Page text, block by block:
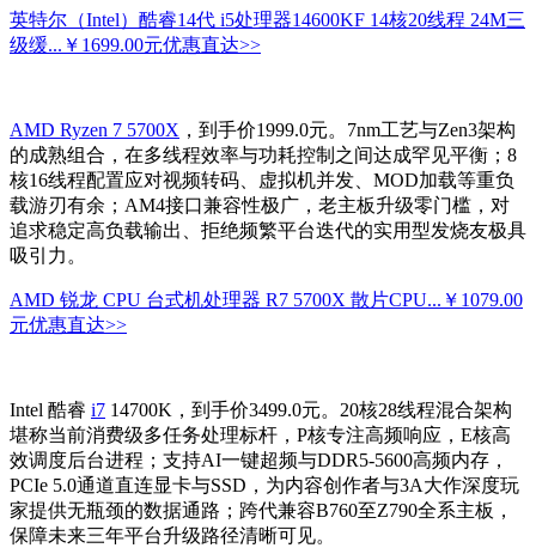
英特尔（Intel）酷睿14代 i5处理器14600KF 14核20线程 24M三
级缓... ￥1699.00元优惠直达>>
AMD Ryzen 7 5700X ，到手价1999.0元。7nm工艺与Zen3架构
的成熟组合，在多线程效率与功耗控制之间达成罕见平衡；8
核16线程配置应对视频转码、虚拟机并发、MOD加载等重负
载游刃有余；AM4接口兼容性极广，老主板升级零门槛，对
追求稳定高负载输出、拒绝频繁平台迭代的实用型发烧友极具
吸引力。
AMD 锐龙 CPU 台式机处理器 R7 5700X 散片CPU... ￥1079.00
元优惠直达>>
Intel 酷睿 i7 14700K，到手价3499.0元。20核28线程混合架构
堪称当前消费级多任务处理标杆，P核专注高频响应，E核高
效调度后台进程；支持AI一键超频与DDR5-5600高频内存，
PCIe 5.0通道直连显卡与SSD，为内容创作者与3A大作深度玩
家提供无瓶颈的数据通路；跨代兼容B760至Z790全系主板，
保障未来三年平台升级路径清晰可见。